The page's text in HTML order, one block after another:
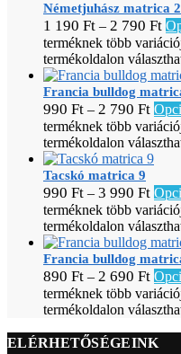
Németjuhász matrica 2
1 190 Ft – 2 790 Ft
terméknek több
termékoldalon
Francia bulldog
990 Ft – 2 790 Ft
terméknek több
termékoldalon
Tacskó matrica 9
990 Ft – 3 990 Ft
terméknek több
termékoldalon
Francia bulldog
890 Ft – 2 690 Ft
terméknek több
termékoldalon
ELÉRHETŐSÉGEINK